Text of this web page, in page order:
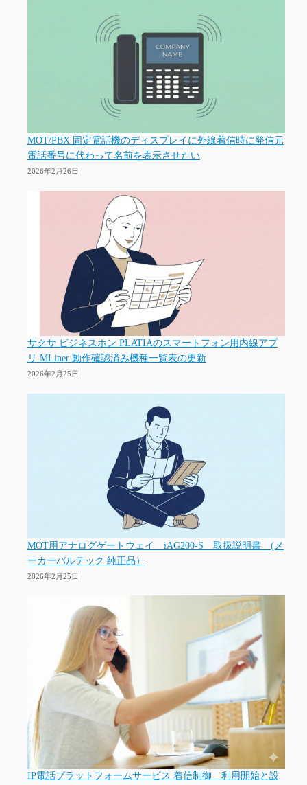
MOT/PBX 固定電話機のディスプレイに外線着信時に発信元
電話番号に代わって名前を表示させたい
2026年2月26日
サクサ ビジネスホン PLATIAのスマートフォン用内線アプ
リ MLiner 動作確認済み機種一覧表の更新
2026年2月25日
MOT用アナログゲートウェイ iAG200-S 取扱説明書 (メ
ーカーバルテック 純正品）
2026年2月25日
IP電話プラットフォームサービス 着信制御 利用開始と設